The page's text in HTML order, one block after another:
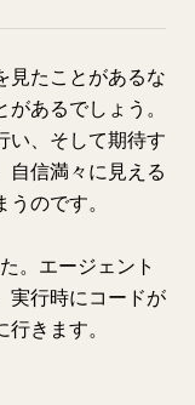
見たことがあるな
あるでしょう。
い、そして期待す
自信満々に見える
のです。
。エージェント
実行時にコードが
きます。